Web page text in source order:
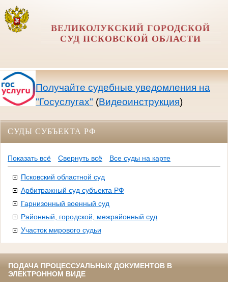
ВЕЛИКОЛУКСКИЙ ГОРОДСКОЙ
СУД ПСКОВСКОЙ ОБЛАСТИ
Получайте судебные уведомления на
"Госуслугах" (Видеоинструкция)
СУДЫ СУБЪЕКТА РФ
Показать всё Свернуть всё Все суды на карте
Псковский областной суд
Арбитражный суд субъекта РФ
Гарнизонный военный суд
Районный, городской, межрайонный суд
Участок мирового судьи
ПОДАЧА ПРОЦЕССУАЛЬНЫХ ДОКУМЕНТОВ В
ЭЛЕКТРОННОМ ВИДЕ